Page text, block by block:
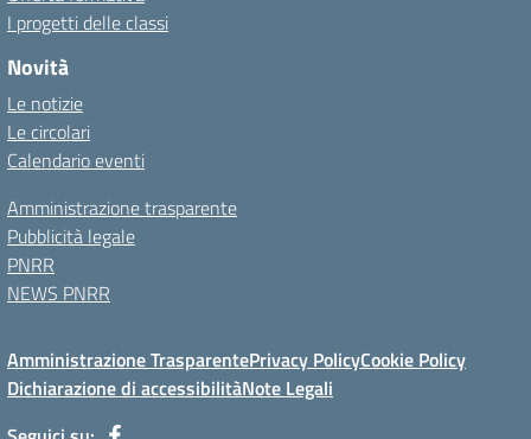
I progetti delle classi
Novità
Le notizie
Le circolari
Calendario eventi
Amministrazione trasparente
Pubblicità legale
PNRR
NEWS PNRR
Amministrazione TrasparentePrivacy PolicyCookie Policy
Dichiarazione di accessibilitàNote Legali